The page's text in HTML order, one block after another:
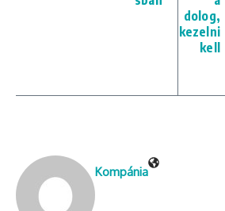
dolog,
kezelni
kell
Kompánia